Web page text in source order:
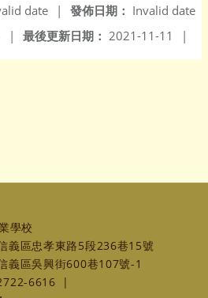
發佈日期： Invalid date
date
|
最後更新日期： 2021-11-11 |
|
學校
義區忠孝東路5段236巷15號
義區吳興街600巷107號-1
6616
|